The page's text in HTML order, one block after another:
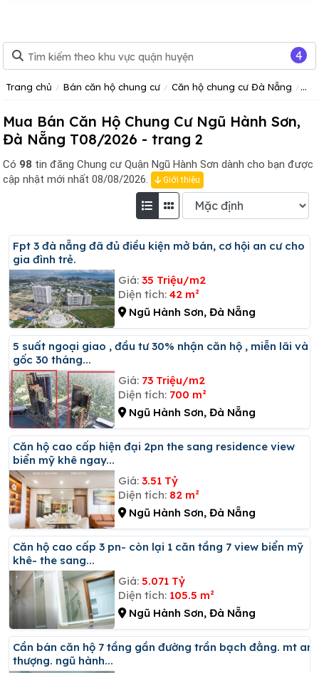
Trang chủ Bán căn hộ chung cư Căn hộ chung cư Đà Nẵng
Mua Bán Căn Hộ Chung Cư Ngũ Hành Sơn,
Đà Nẵng T08/2026 - trang 2
Có 98 tin đăng Chung cư Quận Ngũ Hành Sơn dành cho bạn được
cập nhật mới nhất 08/08/2026.
Giới thiệu
Fpt 3 đà nẵng đã đủ điều kiện mở bán, cơ hội an cư cho
gia đình trẻ.
Giá: 35 Triệu/m2
Diện tích: 42 m²
Ngũ Hành Sơn, Đà Nẵng
5 suất ngoại giao , đầu tư 30% nhận căn hộ , miễn lãi và
gốc 30 tháng...
Giá: 73 Triệu/m2
Diện tích: 700 m²
Ngũ Hành Sơn, Đà Nẵng
Căn hộ cao cấp hiện đại 2pn the sang residence view
biển mỹ khê ngay...
Giá: 3.51 Tỷ
Diện tích: 82 m²
Ngũ Hành Sơn, Đà Nẵng
Căn hộ cao cấp 3 pn- còn lại 1 căn tầng 7 view biển mỹ
khê- the sang...
Giá: 5.071 Tỷ
Diện tích: 105.5 m²
Ngũ Hành Sơn, Đà Nẵng
Cần bán căn hộ 7 tầng gần đường trần bạch đằng. mt an
thượng. ngũ hành...
4